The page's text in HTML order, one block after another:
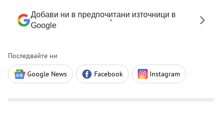
Добави ни в предпочитани източници в
Google
Последвайте ни
Google News Facebook Instagram